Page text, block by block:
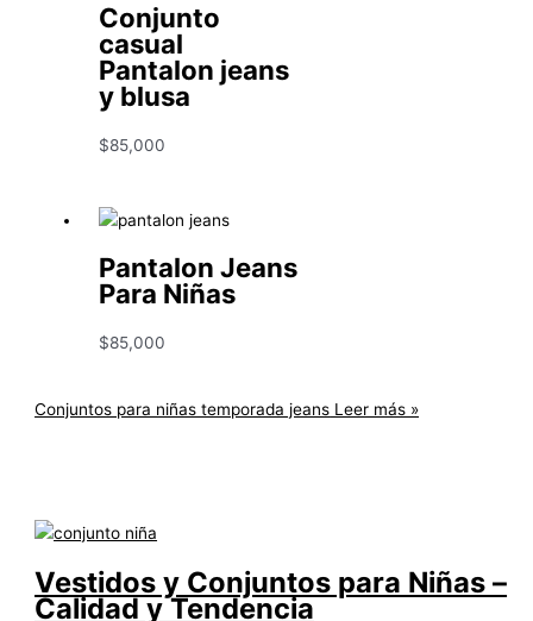
Conjunto
casual
Pantalon jeans
y blusa
$85,000
Pantalon Jeans
Para Niñas
$85,000
Conjuntos para niñas temporada jeans Leer más »
Vestidos y Conjuntos para Niñas –
Calidad y Tendencia